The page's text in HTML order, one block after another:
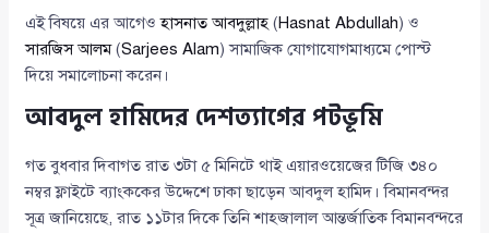
এই বিষয়ে এর আগেওহাসনাত আবদুল্লাহ (Hasnat Abdullah) ও
সারজিস আলম(Sarjees Alam) সামাজিক যোগাযোগমাধ্যমে পোস্ট
দিয়ে সমালোচনা করেন।
আবদুল হামিদের দেশত্যাগের পটভূমি
গত বুধবার দিবাগত রাত ৩টা ৫ মিনিটে থাই এয়ারওয়েজের টিজি ৩৪০
নম্বর ফ্লাইটে ব্যাংককের উদ্দেশে ঢাকা ছাড়েন আবদুল হামিদ। বিমানবন্দর
সূত্র জানিয়েছে, রাত ১১টার দিকে তিনি শাহজালাল আন্তর্জাতিক বিমানবন্দরে